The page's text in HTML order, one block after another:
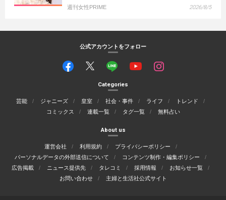
週刊女性PRIME 2026/8/5
公式アカウントをフォロー
Categories
芸能 ジャニーズ 皇室 社会・事件 ライフ
トレンド
コミックス
連載一覧 タグ一覧 無料占い
About us
運営会社 利用規約
プライバシーポリシー
パーソナルデータの外部送信について
コンテンツ制作・編集ポリシー
広告掲載
ニュース提供先 タレコミ 採用情報
お知らせ一覧
お問い合わせ
主婦と生活社公式サイト